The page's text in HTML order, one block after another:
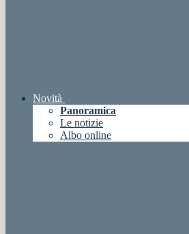
Novità
Panoramica
Le notizie
Albo online